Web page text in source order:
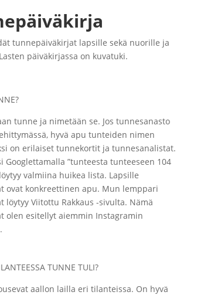
tunnepäiväkirjat lapsille sekä nuorille ja
päiväkirjassa on kuvatuki.
tunne ja nimetään se. Jos tunnesanasto
hyvä apu tunteiden nimen
on erilaiset tunnekortit ja tunnesanalistat.
Googlettamalla ”tunteesta tunteeseen 104
valmiina huikea lista. Lapsille
ovat konkreettinen apu. Mun lemppari
löytyy Viitottu Rakkaus -sivulta. Nämä
olen esitellyt aiemmin Instagramin
TUNNE TULI?
aallon lailla eri tilanteissa. On hyvä